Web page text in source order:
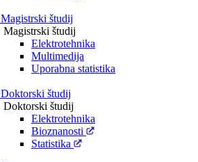
Magistrski študij
Magistrski študij
Elektrotehnika
Multimedija
Uporabna statistika
Doktorski študij
Doktorski študij
Elektrotehnika
Bioznanosti
Statistika